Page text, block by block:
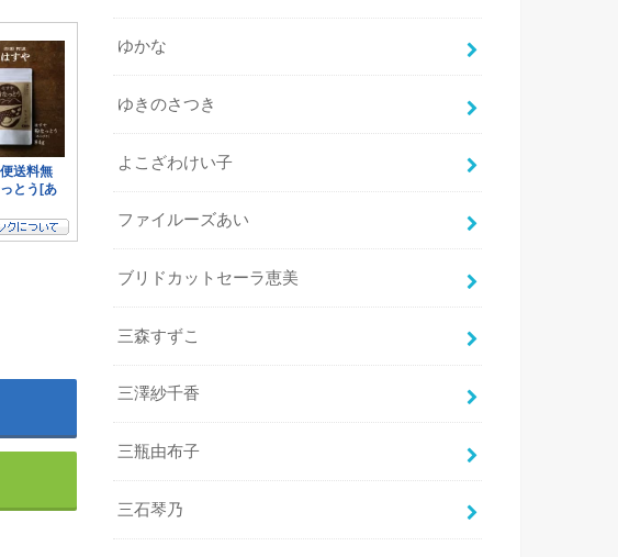
ゆかな
ゆきのさつき
よこざわけい子
ファイルーズあい
ブリドカットセーラ恵美
三森すずこ
三澤紗千香
三瓶由布子
三石琴乃